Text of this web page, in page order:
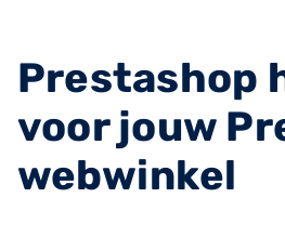
Prestashop
voor jouw
webwinkel